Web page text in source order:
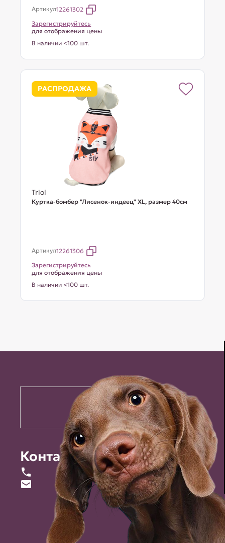
Артикул12261302
Зарегистрируйтесь
для отображения цены
В наличии <100 шт.
РАСПРОДАЖА
Triol
Куртка-бомбер "Лисенок-индеец" XL, размер 40см
Артикул12261306
Зарегистрируйтесь
для отображения цены
В наличии <100 шт.
Контакты